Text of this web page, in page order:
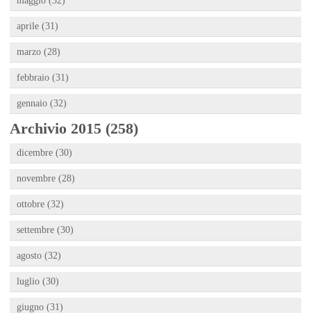
aprile (31)
marzo (28)
febbraio (31)
gennaio (32)
Archivio 2015 (258)
dicembre (30)
novembre (28)
ottobre (32)
settembre (30)
agosto (32)
luglio (30)
giugno (31)